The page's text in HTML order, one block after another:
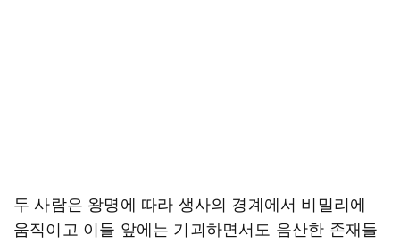
두 사람은 왕명에 따라 생사의 경계에서 비밀리에
움직이고 이들 앞에는 기괴하면서도 음산한 존재들